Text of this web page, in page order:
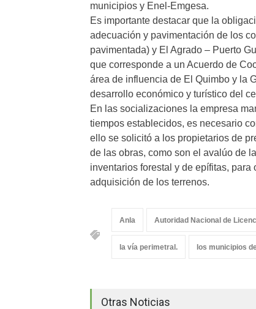
municipios y Enel-Emgesa.
Es importante destacar que la
adecuación y pavimentación de los
pavimentada) y El Agrado – Puerto
que corresponde a un Acuerdo de
área de influencia de El Quimbo y la
desarrollo económico y turístico del
En las socializaciones la empresa
tiempos establecidos, es necesario
ello se solicitó a los propietarios de
de las obras, como son el avalúo de
inventarios forestal y de epífitas,
adquisición de los terrenos.
Anla Autoridad Nacional de
la vía perimetral. los municipios
Otras Noticias